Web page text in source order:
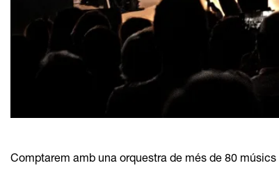
Comptarem amb una orquestra de més de 80